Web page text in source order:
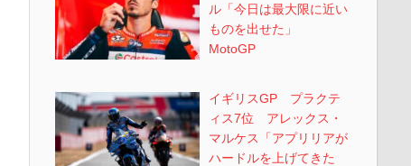
ル「今日は最大限に近い
ものを出せた」
MotoGP
イギリスGP プラクテ
ィス7位 アレックス・
マルケス「アプリリアが
ハードルを上げてきた